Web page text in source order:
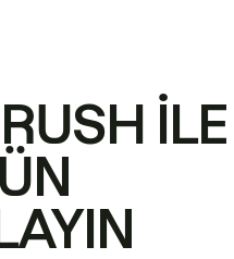
ILE